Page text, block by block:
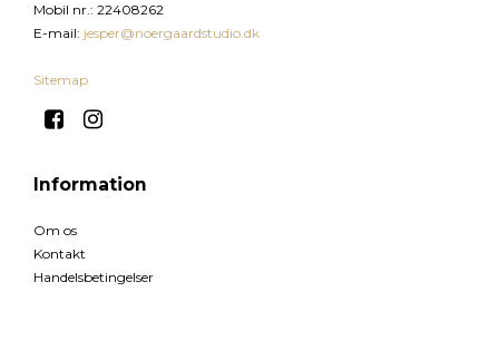
Mobil nr.: 22408262
E-mail: jesper@noergaardstudio.dk
Sitemap
Information
Om os
Kontakt
Handelsbetingelser